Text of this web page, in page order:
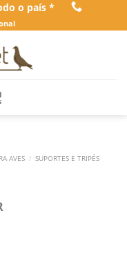
o país *
AVES / SUPORTES E TRIPÉS